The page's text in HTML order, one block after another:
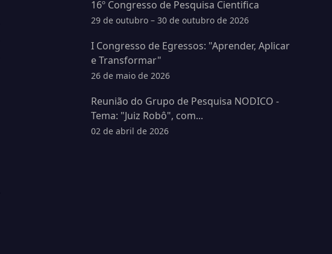
16º Congresso de Pesquisa Cientifica
29 de outubro – 30 de outubro de 2026
I Congresso de Egressos: "Aprender, Aplicar
e Transformar"
26 de maio de 2026
Reunião do Grupo de Pesquisa NODICO -
Tema: "Juiz Robô", com...
02 de abril de 2026